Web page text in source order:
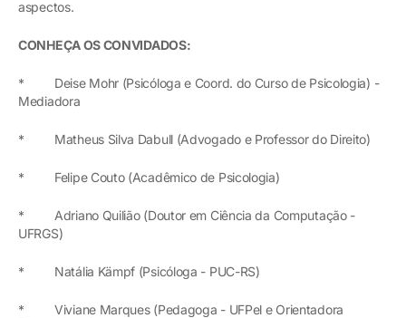
aspectos.
CONHEÇA OS CONVIDADOS:
* Deise Mohr (Psicóloga e Coord. do Curso de Psicologia) -
Mediadora
* Matheus Silva Dabull (Advogado e Professor do Direito)
* Felipe Couto (Acadêmico de Psicologia)
* Adriano Quilião (Doutor em Ciência da Computação -
UFRGS)
* Natália Kämpf (Psicóloga - PUC-RS)
* Viviane Marques (Pedagoga - UFPel e Orientadora